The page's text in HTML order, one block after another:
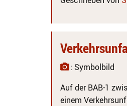
: Symbolbild
Auf der BAB-1
einem